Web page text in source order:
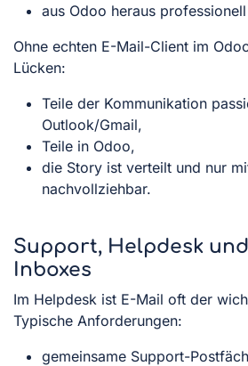
aus Odoo heraus
Ohne echten E-Mail-Client im
Lücken:
Teile der Kommunikation
Outlook/Gmail,
Teile in Odoo,
die Story ist verteilt und nur
nachvollziehbar.
Support, Helpdesk
Inboxes
Im Helpdesk ist E-Mail oft der
Typische Anforderungen:
gemeinsame Support-